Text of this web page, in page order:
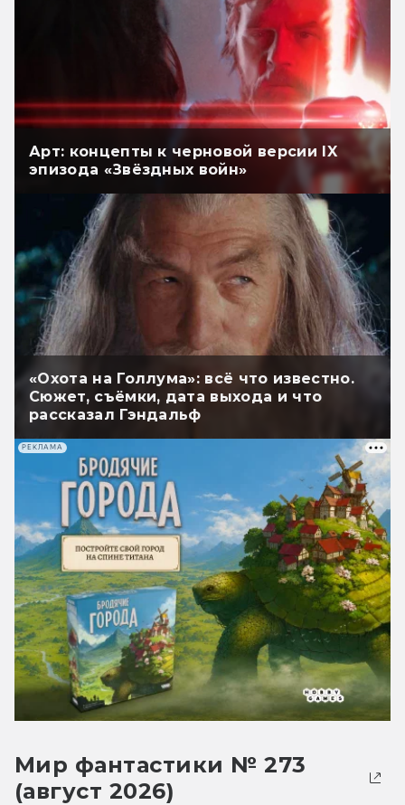
Арт: концепты к черновой версии IX
эпизода «Звёздных войн»
«Охота на Голлума»: всё что известно.
Сюжет, съёмки, дата выхода и что
рассказал Гэндальф
РЕКЛАМА
Мир фантастики № 273
(август 2026)